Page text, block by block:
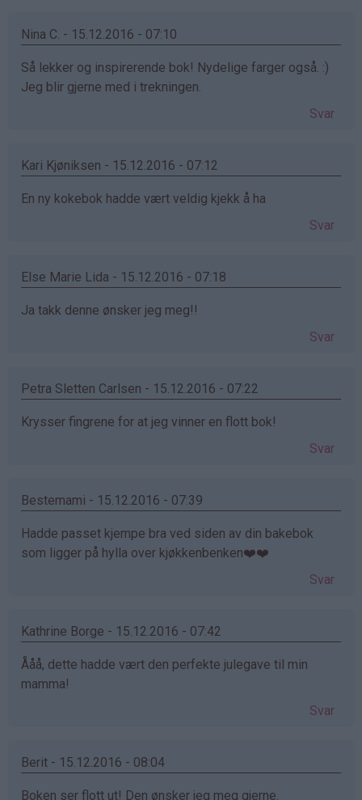
Nina C. - 15.12.2016 - 07:10
Så lekker og inspirerende bok! Nydelige farger også. :)
Jeg blir gjerne med i trekningen.
Svar
Kari Kjøniksen - 15.12.2016 - 07:12
En ny kokebok hadde vært veldig kjekk å ha
Svar
Else Marie Lida - 15.12.2016 - 07:18
Ja takk denne ønsker jeg meg!!
Svar
Petra Sletten Carlsen - 15.12.2016 - 07:22
Krysser fingrene for at jeg vinner en flott bok!
Svar
Bestemami - 15.12.2016 - 07:39
Hadde passet kjempe bra ved siden av din bakebok
som ligger på hylla over kjøkkenbenken❤️❤️
Svar
Kathrine Borge - 15.12.2016 - 07:42
Ååå, dette hadde vært den perfekte julegave til min
mamma!
Svar
Berit - 15.12.2016 - 08:04
Boken ser flott ut! Den ønsker jeg meg gjerne.